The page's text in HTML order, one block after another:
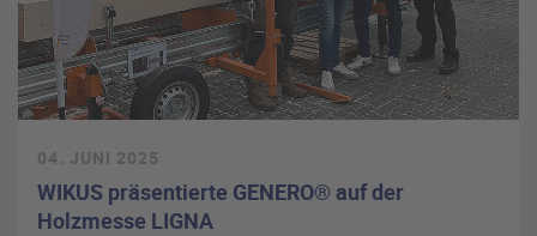
04. JUNI 2025
WIKUS präsentierte GENERO® auf der
Holzmesse LIGNA